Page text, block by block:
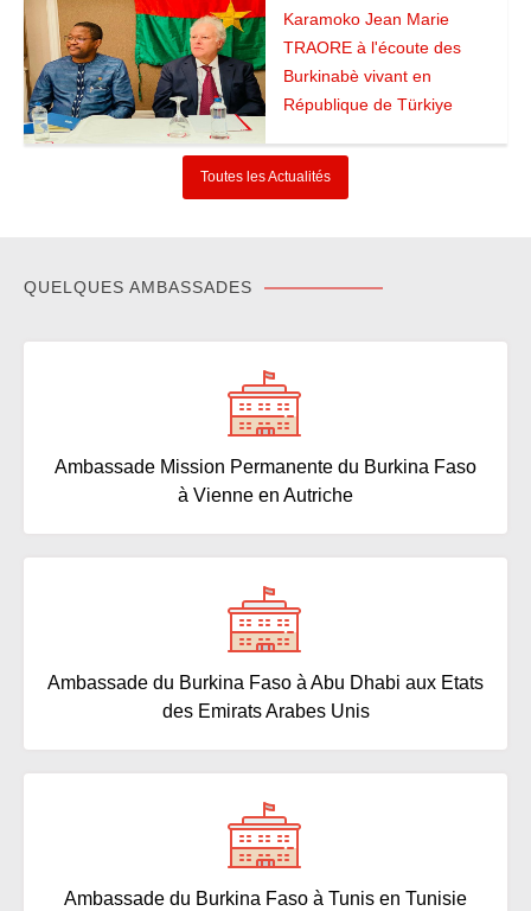
Karamoko Jean Marie
TRAORE à l'écoute des
Burkinabè vivant en
République de Türkiye
12/03/2024
Toutes les Actualités
QUELQUES AMBASSADES
Ambassade Mission Permanente du Burkina Faso
à Vienne en Autriche
Ambassade du Burkina Faso à Abu Dhabi aux Etats
des Emirats Arabes Unis
Ambassade du Burkina Faso à Tunis en Tunisie